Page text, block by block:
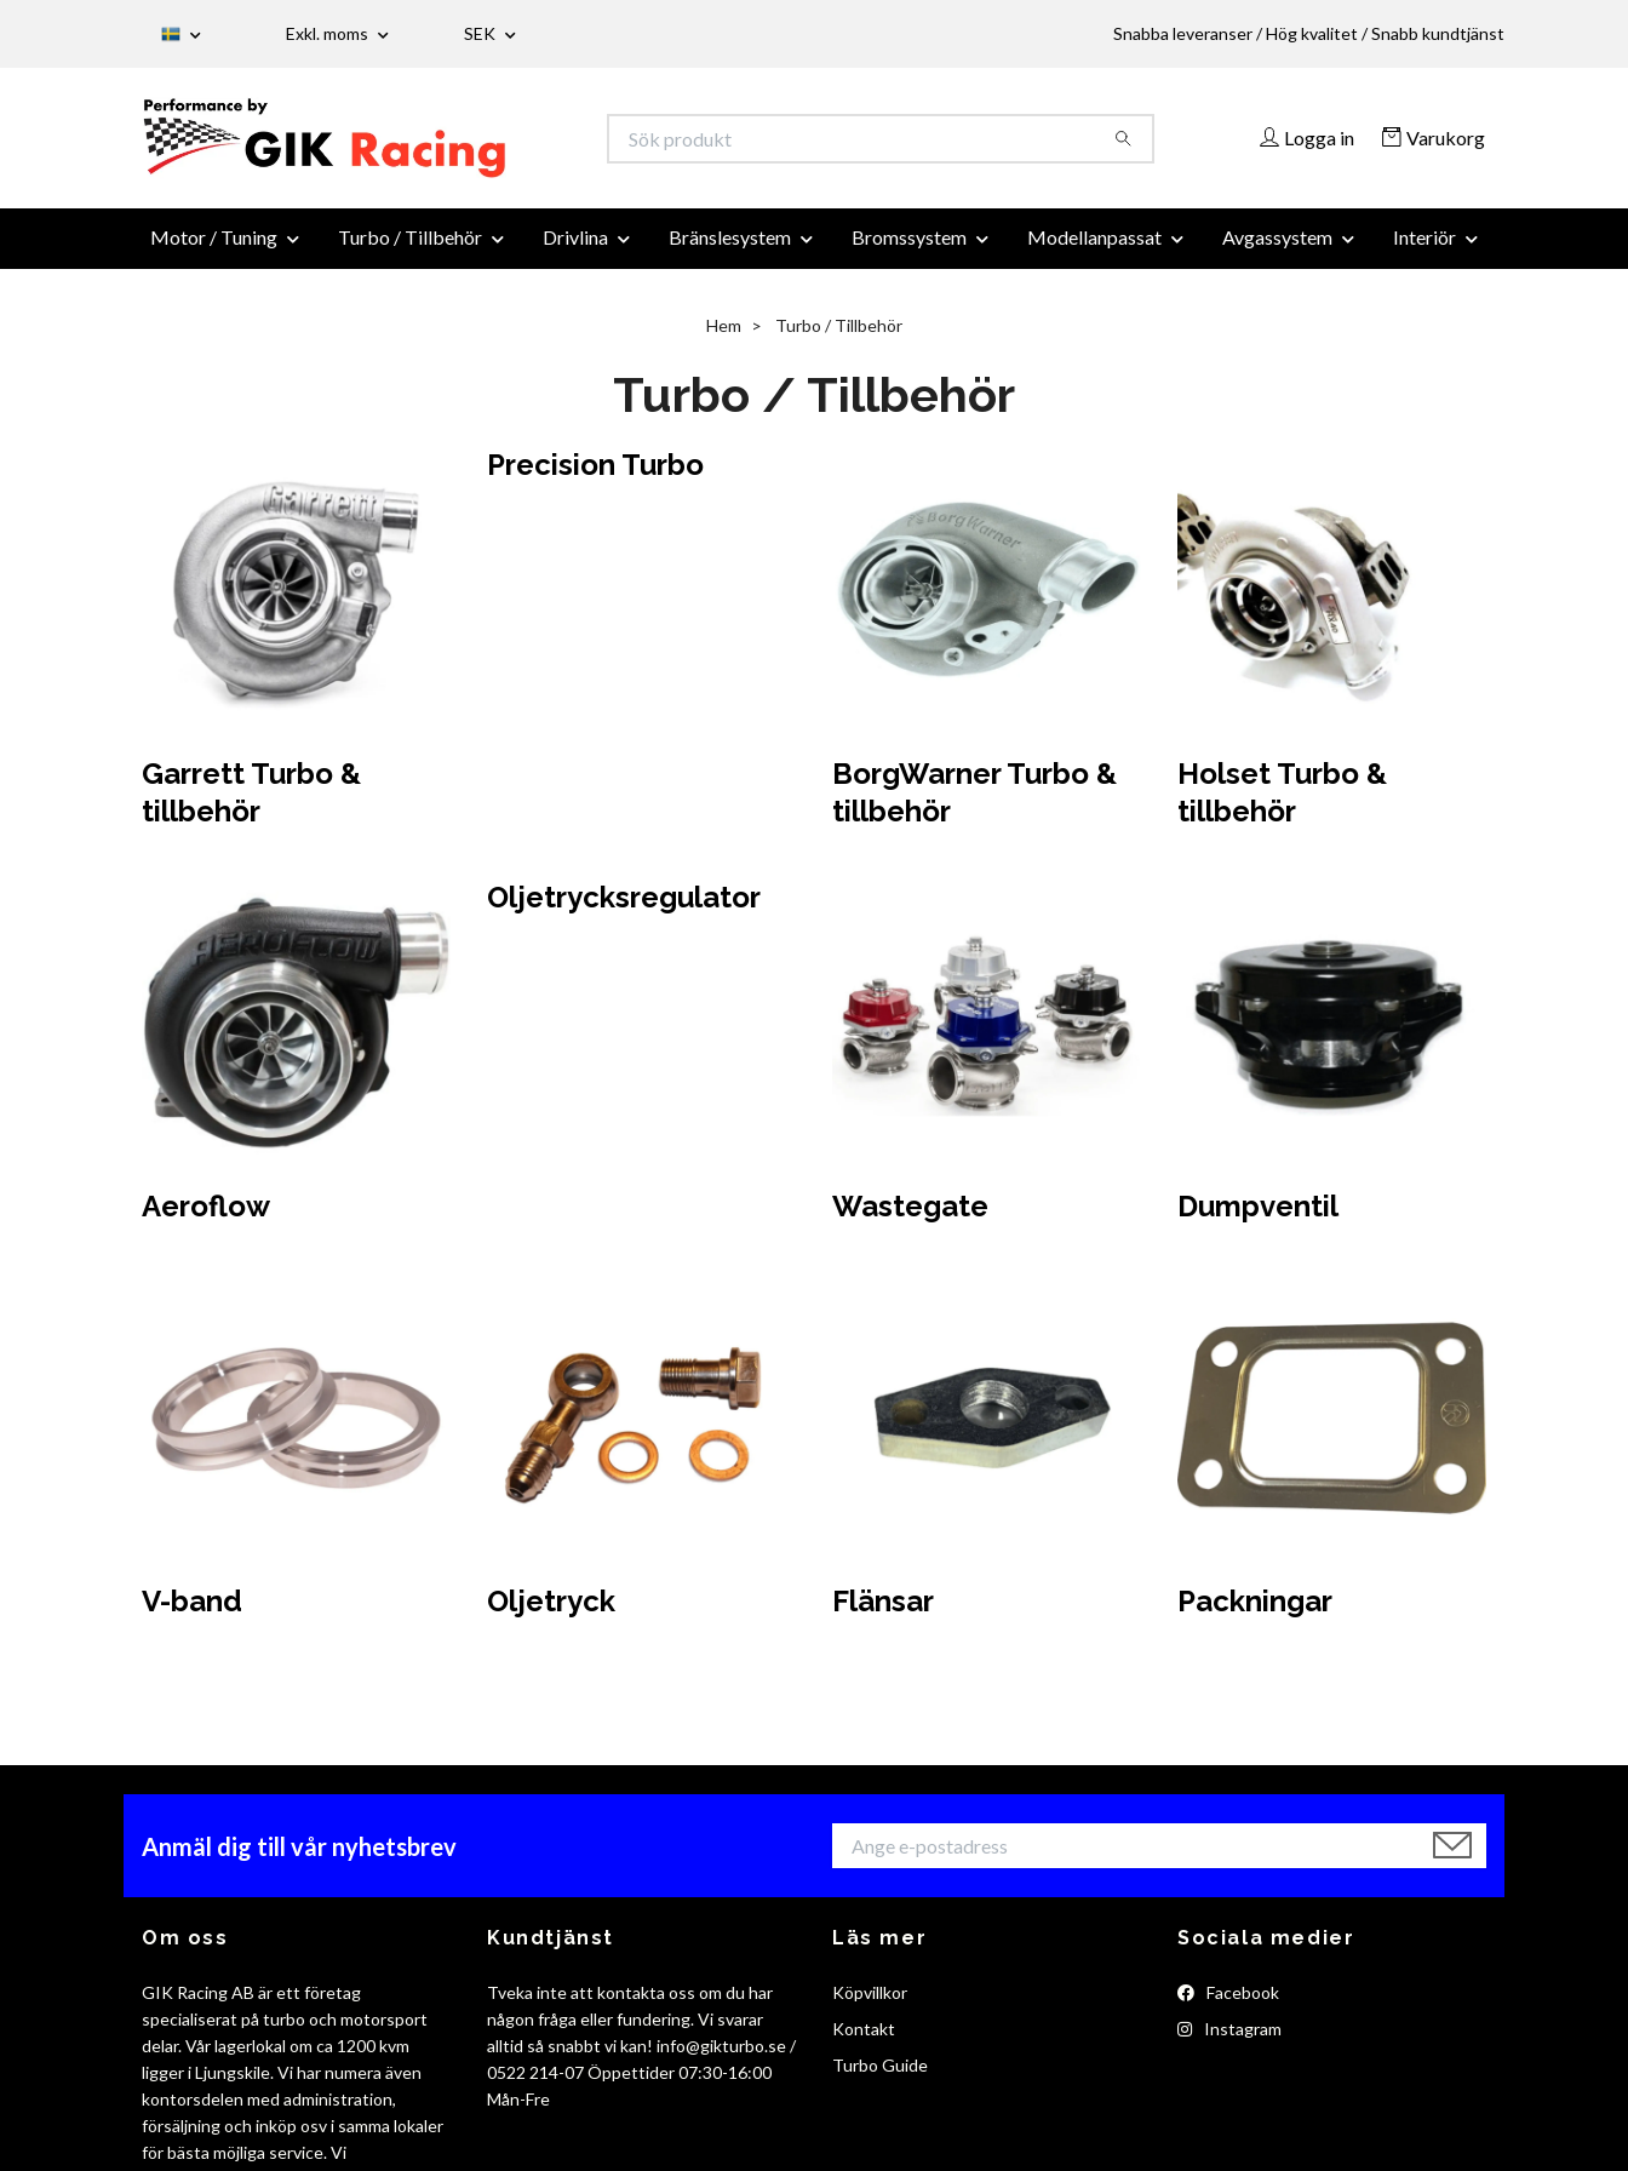
Exkl. moms SEK Snabba leveranser / Hög kvalitet / Snabb kundtjänst
Logga in Varukorg
Motor / Tuning Turbo / Tillbehör Drivlina Bränslesystem Bromssystem Modellanpassat Avgassystem Interiör
Hem Turbo / Tillbehör
Turbo / Tillbehör
Garrett Turbo &
tillbehör
Precision Turbo
BorgWarner Turbo &
tillbehör
Holset Turbo &
tillbehör
Aeroflow
Oljetrycksregulator
Wastegate Dumpventil
V-band Oljetryck Flänsar Packningar
Anmäl dig till vår nyhetsbrev
Om oss
GIK Racing AB är ett företag
specialiserat på turbo och motorsport
delar. Vår lagerlokal om ca 1200 kvm
ligger i Ljungskile. Vi har numera även
kontorsdelen med administration,
försäljning och inköp osv i samma lokaler
för bästa möjliga service. Vi
Kundtjänst
Tveka inte att kontakta oss om du har
någon fråga eller fundering. Vi svarar
alltid så snabbt vi kan! info@gikturbo.se/
0522 214-07 Öppettider 07:30-16:00
Mån-Fre
Läs mer
Köpvillkor
Kontakt
Turbo Guide
Sociala medier
Facebook
Instagram